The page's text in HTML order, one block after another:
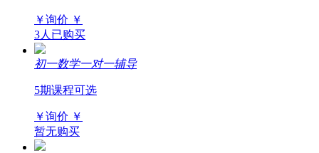
￥询价 ￥
3人已购买
初一数学一对一辅导
5期课程可选
￥询价 ￥
暂无购买